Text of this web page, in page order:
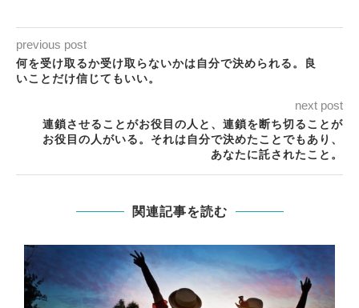
previous post
何を受け取るか受け取らないかは自分で決められる。良
いことだけ信じてもいい。
next post
連鎖させることがお役目の人と、連鎖を断ち切ることが
お役目の人がいる。それは自分で決めたことでもあり、
あなたに託されたこと。
関連記事を読む